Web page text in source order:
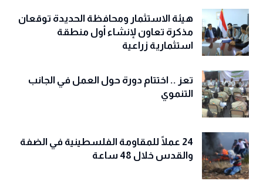
هيئة الاستثمار ومحافظة الحديدة توقعان
مذكرة تعاون لإنشاء أول منطقة
استثمارية زراعية
تعز .. اختتام دورة حول العمل في الجانب
التنموي
24 عملًا للمقاومة الفلسطينية في الضفة
والقدس خلال 48 ساعة